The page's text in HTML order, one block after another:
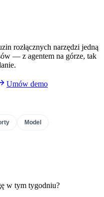
rozłącznych narzędzi jedną
— z agentem na górze, tak
Umów demo
Model
w tym tygodniu?